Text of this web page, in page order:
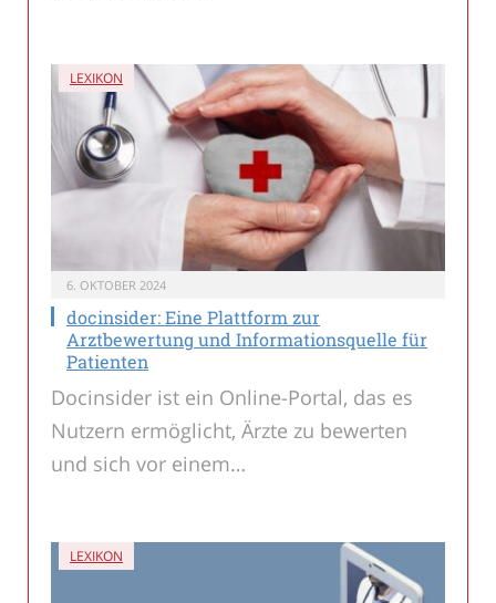
LEXIKON
6. OKTOBER 2024
docinsider: Eine Plattform zur
Arztbewertung und Informationsquelle für
Patienten
Docinsider ist ein Online-Portal, das es
Nutzern ermöglicht, Ärzte zu bewerten
und sich vor einem…
LEXIKON